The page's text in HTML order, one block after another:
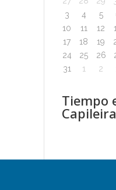
3
4 5
10
11 12
17
18 19
24
25 26
31
1 2
Tiempo
Capileira